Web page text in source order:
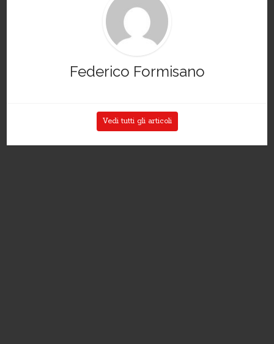
Federico Formisano
Vedi tutti gli articoli